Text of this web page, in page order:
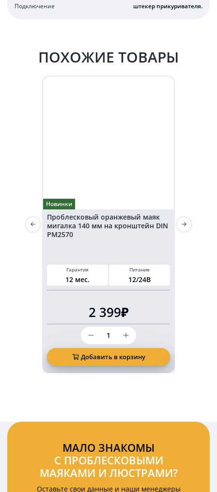
Подключение
штекер прикуривателя.
ПОХОЖИЕ ТОВАРЫ
Новинки
Проблесковый оранжевый маяк
мигалка 140 мм на кронштейн DIN
PM2570
Гарантия
12 мес.
Питание
12/24В
2 399₽
Количество
товара
Проблесковый
оранжевый
маяк
мигалка
Добавить в корзину
маячок
МАЛО ЗНАКОМЫ
С ПРОБЛЕСКОВЫМИ
МАЯКАМИ И ЛЮСТРАМИ?
Оставьте свои данные и наши менеджеры